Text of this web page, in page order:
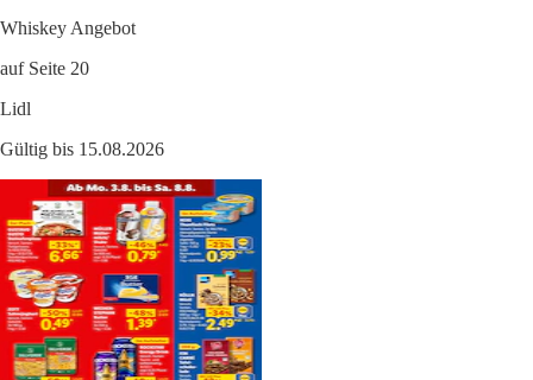
Whiskey Angebot
auf Seite 20
Lidl
Gültig bis 15.08.2026